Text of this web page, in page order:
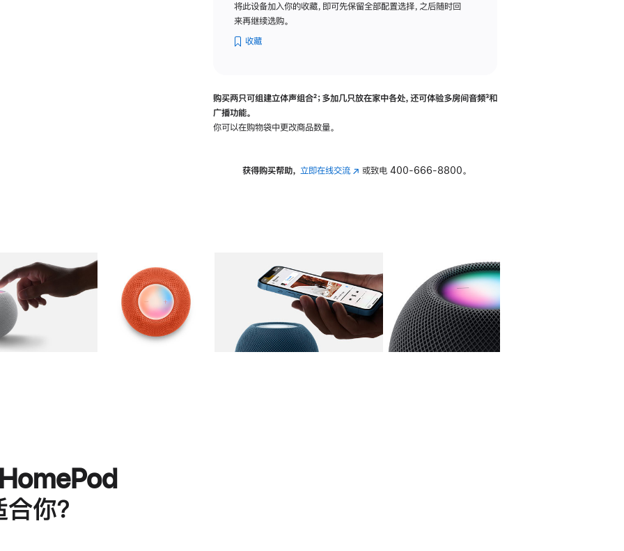
将此设备加入你的收藏，即可先保留全部配置选择，之后随时回
来再继续选购。
收藏
购买两只可组建立体声组合脚
²；多加几只放在家中各处，还可体验多‍房‍间音频脚
³和
广播功能。
你可以在购物袋中更改商品数量。
获得购买帮助， 立即在线交流(在 或致电 400-666-8800。
图库 图像 图库 图像 图库 图像 4 图库 图像 5
你？